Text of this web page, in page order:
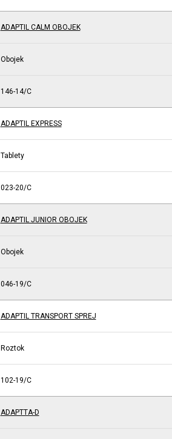
ADAPTIL CALM OBOJEK
Obojek
146-14/C
ADAPTIL EXPRESS
Tablety
023-20/C
ADAPTIL JUNIOR OBOJEK
Obojek
046-19/C
ADAPTIL TRANSPORT SPREJ
Roztok
102-19/C
ADAPTTA-D